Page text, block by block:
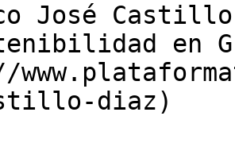
José
en
diaz)